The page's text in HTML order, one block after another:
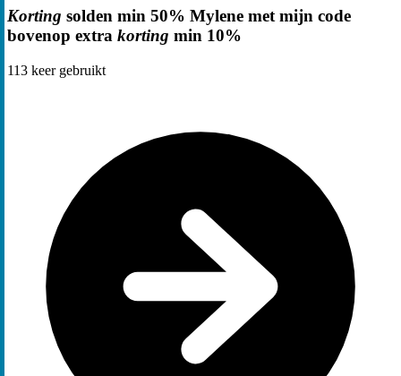
Korting solden min 50% Mylene met mijn code
bovenop extra korting min 10%
113 keer gebruikt